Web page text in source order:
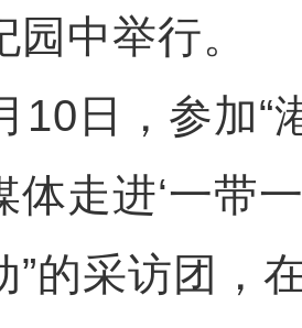
中举行。
日，参加“
体走进‘一带
”的采访团，